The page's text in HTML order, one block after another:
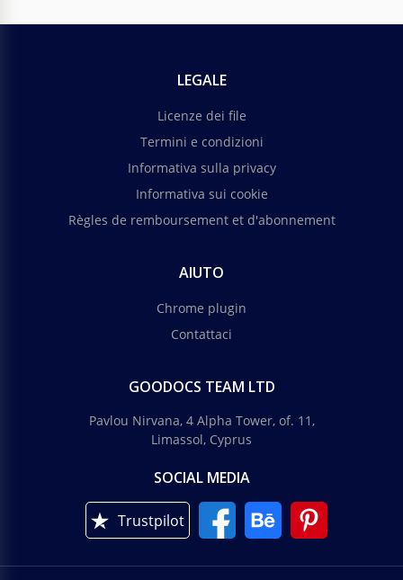
LEGALE
Licenze dei file
Termini e condizioni
Informativa sulla privacy
Informativa sui cookie
Règles de remboursement et d'abonnement
AIUTO
Chrome plugin
Contattaci
GOODOCS TEAM LTD
Pavlou Nirvana, 4 Alpha Tower, of. 11,
Limassol, Cyprus
SOCIAL MEDIA
Trustpilot